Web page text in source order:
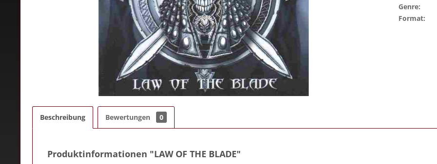
Genre:
Format:
Beschreibung Bewertungen 0
Produktinformationen "LAW OF THE BLADE"